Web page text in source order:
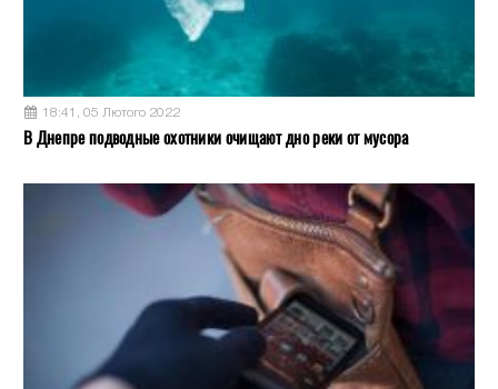
18:41, 05 Лютого 2022
В Днепре подводные охотники очищают дно реки от мусора